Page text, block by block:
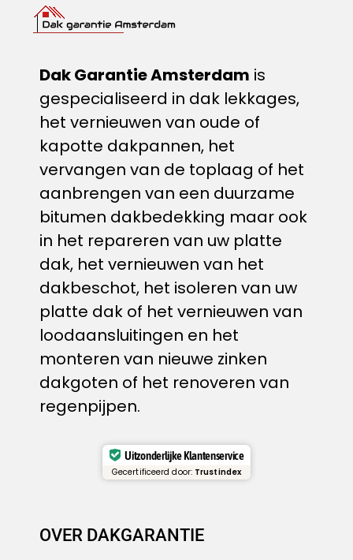
Dak Garantie Amsterdam is
gespecialiseerd in dak lekkages,
het vernieuwen van oude of
kapotte dakpannen, het
vervangen van de toplaag of het
aanbrengen van een duurzame
bitumen dakbedekking​ maar ook
in het repareren van uw platte
dak, het vernieuwen van het
dakbeschot, het isoleren van uw
platte dak of het vernieuwen van
loodaansluitingen en het
monteren van nieuwe zinken
dakgoten of het renoveren van
regenpijpen.
Uitzonderlijke Klantenservice
Gecertificeerd door: Trustindex
OVER DAKGARANTIE